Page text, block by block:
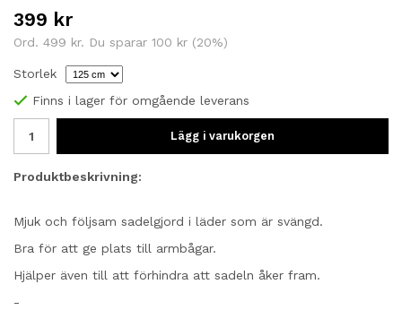
399 kr
Ord. 499 kr. Du sparar 100 kr (20%)
Storlek
Finns i lager för omgående leverans
Lägg i varukorgen
Produktbeskrivning:
Mjuk och följsam sadelgjord i läder som är svängd.
Bra för att ge plats till armbågar.
Hjälper även till att förhindra att sadeln åker fram.
-